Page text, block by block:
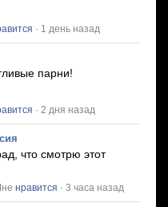
· 1 день назад
парни!
· 2 дня назад
что смотрю этот
нравится · 3 часа назад